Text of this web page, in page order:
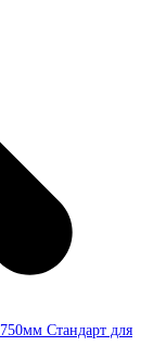
Стандарт для